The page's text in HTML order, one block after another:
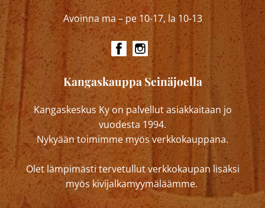
Avoinna ma – pe 10-17, la 10-13
Kangaskauppa Seinäjoella
Kangaskeskus Ky on palvellut asiakkaitaan jo
vuodesta 1994.
Nykyään toimimme myös verkkokauppana.
Olet lämpimästi tervetullut verkkokaupan lisäksi
myös kivijalkamyymäläämme.